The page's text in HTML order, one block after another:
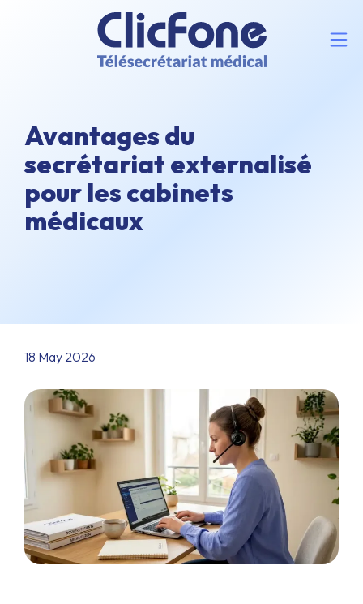
Avantages du
secrétariat externalisé
pour les cabinets
médicaux
18 May 2026